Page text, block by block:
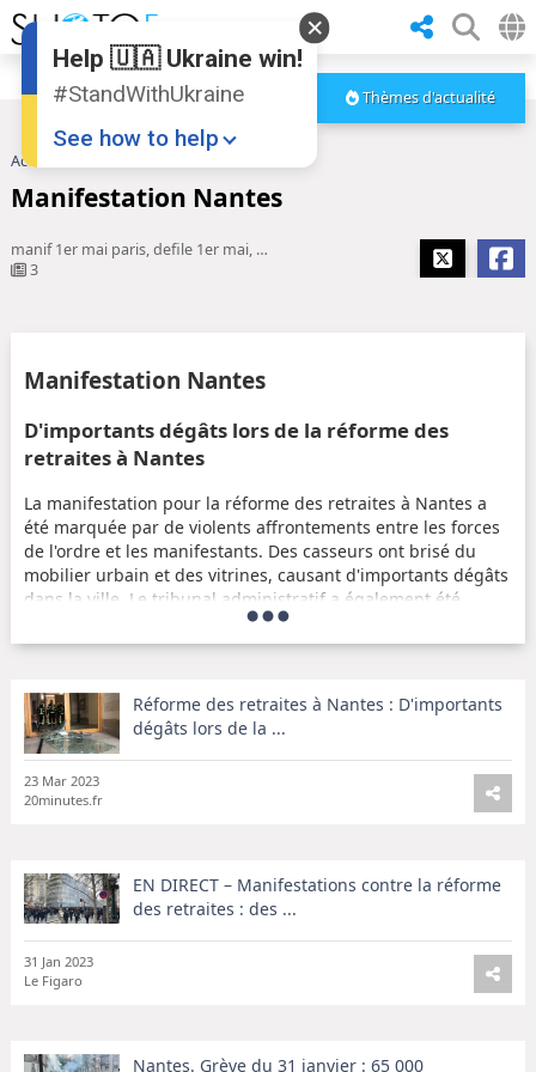
Thèmes d'actualité
Accueil
Manifestation Nantes
manif 1er mai paris, defile 1er mai, manifestation 1er mai paris, CGT
3
Manifestation Nantes
D'importants dégâts lors de la réforme des
retraites à Nantes
La manifestation pour la réforme des retraites à Nantes a
été marquée par de violents affrontements entre les forces
de l'ordre et les manifestants. Des casseurs ont brisé du
mobilier urbain et des vitrines, causant d'importants dégâts
dans la ville. Le tribunal administratif a également été
précédentes
Cette manifestation a été marquée par une présence plus
importante de casseurs que les semaines précédentes. Les
forces de l'ordre ont dû faire face à des jets de projectiles et
La réforme des retraites continue de diviser
La réforme des retraites continue de susciter des tensions
et des divisions au sein de la société française. Les
fréquentes. Il est important que chacun puisse exprimer
Réforme des retraites à Nantes : D'importants
dégâts lors de la ...
23 Mar 2023
20minutes.fr
EN DIRECT – Manifestations contre la réforme
des retraites : des ...
31 Jan 2023
Le Figaro
Nantes. Grève du 31 janvier : 65 000
Help 🇺🇦 Ukraine win!
#StandWithUkraine
See how to help
Share this widget